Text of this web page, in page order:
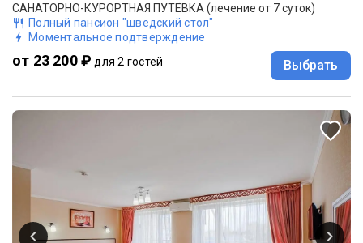
САНАТОРНО-КУРОРТНАЯ ПУТЁВКА (лечение от 7 суток)
Полный пансион "шведский стол"
Моментальное подтверждение
от 23 200 ₽ для 2 гостей Выбрать